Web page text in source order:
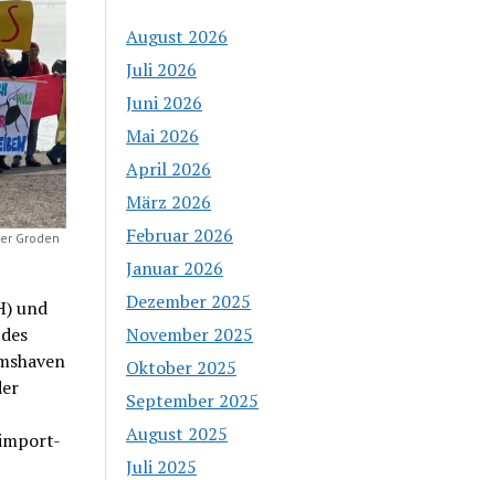
Groden
und
August 2026
Juli 2026
Juni 2026
Mai 2026
April 2026
März 2026
Februar 2026
Januar 2026
Dezember 2025
November 2025
Oktober 2025
September 2025
August 2025
Juli 2025